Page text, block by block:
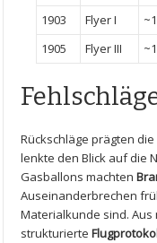
1903
Flyer⁣ I
1905
Flyer III
Rückschläge prägten
⁣lenkte den Blick auf die
Gasballons⁤ machten
Auseinanderbrechen
Materialkunde sind. Aus
⁣strukturierte